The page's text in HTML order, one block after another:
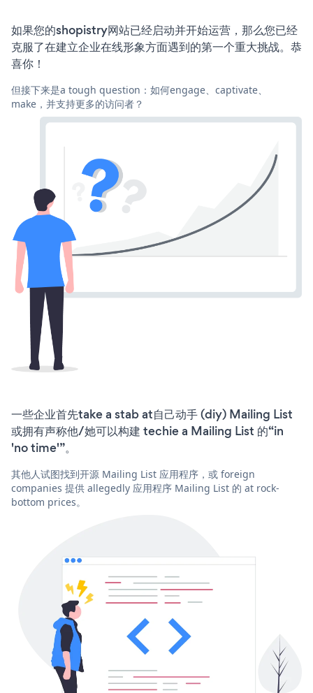
如果您的shopistry网站已经启动并开始运营，那么您已经
克服了在建立企业在线形象方面遇到的第一个重大挑战。恭
喜你！
但接下来是a tough question：如何engage、captivate、
make，并支持更多的访问者？
一些企业首先take a stab at自己动手 (diy) Mailing List
或拥有声称他/她可以构建 techie a Mailing List 的“in
'no time'”。
其他人试图找到开源 Mailing List 应用程序，或 foreign
companies 提供 allegedly 应用程序 Mailing List 的 at rock-
bottom prices。